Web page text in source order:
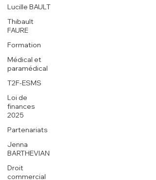
Lucille BAULT
Thibault
FAURE
Formation
Médical et
paramédical
T2F-ESMS
Loi de
finances
2025
Partenariats
Jenna
BARTHEVIAN
Droit
commercial